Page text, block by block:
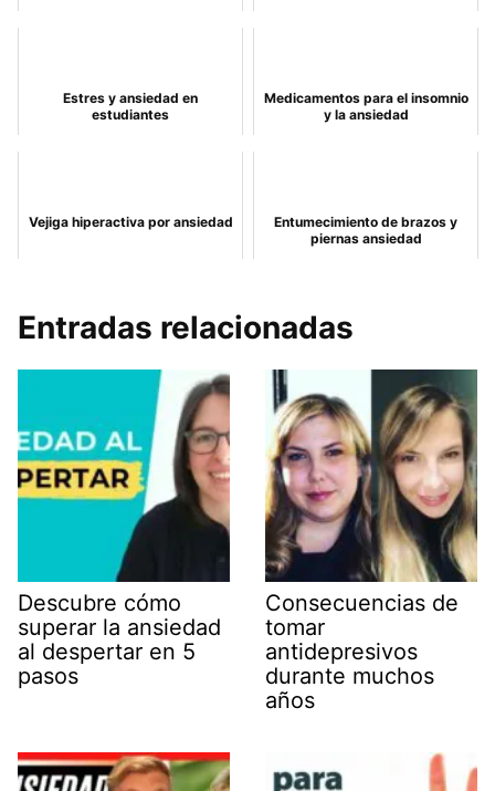
Estres y ansiedad en
estudiantes
Medicamentos para el insomnio
y la ansiedad
Vejiga hiperactiva por ansiedad
Entumecimiento de brazos y
piernas ansiedad
Entradas relacionadas
Descubre cómo
superar la ansiedad
al despertar en 5
pasos
Consecuencias de
tomar
antidepresivos
durante muchos
años